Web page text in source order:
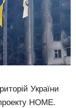
України
HOME.